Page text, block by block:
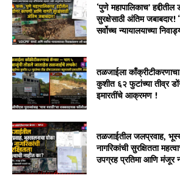
‘पुणे महापालिकाच’
सुरक्षेसाठी अंतिम
सर्वोच्च न्यायालयाच्या
तळजाईला
कुशीत ६२ फुटांच्या तीव्र
इमारतींचे आक्रमण !
तळजाईतील जलप्रवाह,
नागरिकांची सुरक्षितता
उपग्रह प्रतिमा आणि मंजूर